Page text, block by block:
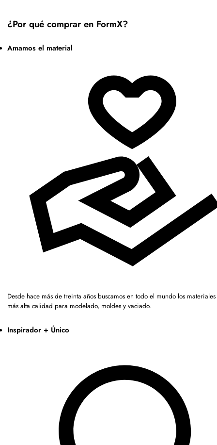
¿Por qué comprar en FormX?
Amamos el material
Desde hace más de treinta años buscamos en todo el mundo los
más alta calidad para modelado, moldes y vaciado.
Inspirador + Único